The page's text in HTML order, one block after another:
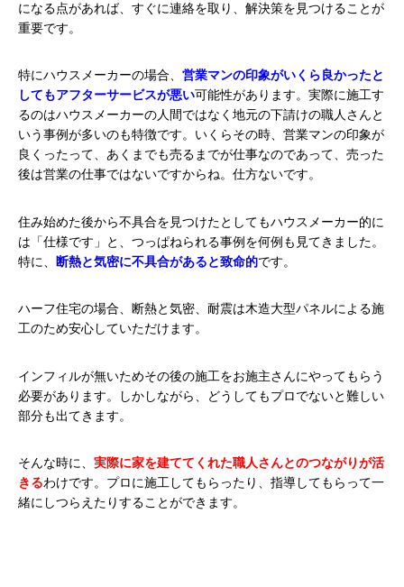
になる点があれば、すぐに連絡を取り、解決策を見つけることが
重要です。
特にハウスメーカーの場合、 営業マンの印象がいくら良かったと
してもアフターサービスが悪い可能性があります。実際に施工す
るのはハウスメーカーの人間ではなく地元の下請けの職人さんと
いう事例が多いのも特徴です。いくらその時、営業マンの印象が
良くったって、あくまでも売るまでが仕事なのであって、売った
後は営業の仕事ではないですからね。仕方ないです。
住み始めた後から不具合を見つけたとしてもハウスメーカー的に
は「仕様です」と、つっぱねられる事例を何例も見てきました。
特に、
断熱と気密に不具合があると致命的です。
ハーフ住宅の場合、断熱と気密、耐震は木造大型パネルによる施
工のため安心していただけます。
インフィルが無いためその後の施工をお施主さんにやってもらう
必要があります。しかしながら、どうしてもプロでないと難しい
部分も出てきます。
そんな時に、 実際に家を建ててくれた職人さんとのつながりが活
きるわけです。プロに施工してもらったり、指導してもらって一
緒にしつらえたりすることができます。